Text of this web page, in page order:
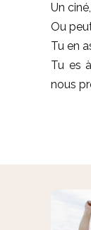
Un
Ou
Tu en
Tu es
nous